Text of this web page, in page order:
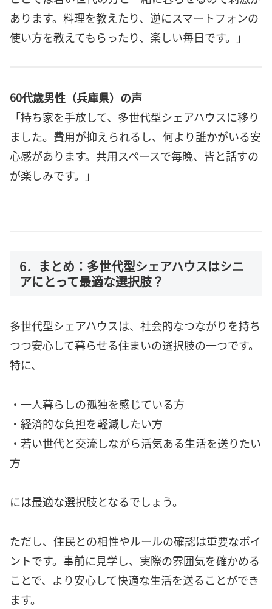
あります。料理を教えたり、逆にスマートフォンの
使い方を教えてもらったり、楽しい毎日です。」
60代歳男性（兵庫県）の声
「持ち家を手放して、多世代型シェアハウスに移り
ました。費用が抑えられるし、何より誰かがいる安
心感があります。共用スペースで毎晩、皆と話すの
が楽しみです。」
6．まとめ：多世代型シェアハウスはシニ
アにとって最適な選択肢？
多世代型シェアハウスは、社会的なつながりを持ち
つつ安心して暮らせる住まいの選択肢の一つです。
特に、
・一人暮らしの孤独を感じている方
・経済的な負担を軽減したい方
・若い世代と交流しながら活気ある生活を送りたい
方
には最適な選択肢となるでしょう。
ただし、住民との相性やルールの確認は重要なポイ
ントです。事前に見学し、実際の雰囲気を確かめる
ことで、より安心して快適な生活を送ることができ
ます。